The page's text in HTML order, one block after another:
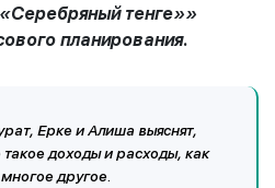
тенге»»
планирования.
Ерке и Алиша выяснят,
такое доходы и расходы, как
другое.